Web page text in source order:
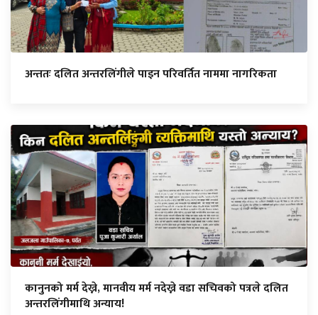
अन्ततः दलित अन्तरलिंगीले पाइन परिवर्तित नाममा नागरिकता
कानुनको मर्म देख्ने, मानवीय मर्म नदेख्ने वडा सचिवको पत्रले दलित
अन्तरलिंगीमाथि अन्याय!